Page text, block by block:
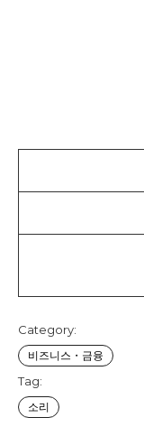
Category:
비즈니스・금융
Tag:
소리